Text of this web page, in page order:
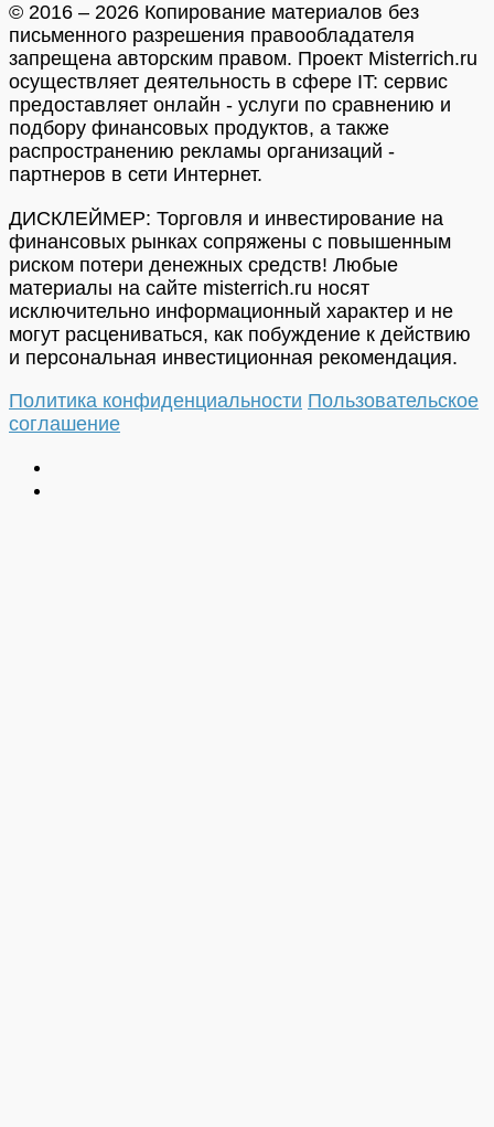
© 2016 – 2026 Копирование материалов без
письменного разрешения правообладателя
запрещена авторским правом. Проект Misterrich.ru
осуществляет деятельность в сфере IT: сервис
предоставляет онлайн - услуги по сравнению и
подбору финансовых продуктов, а также
распространению рекламы организаций -
партнеров в сети Интернет.
ДИСКЛЕЙМЕР: Торговля и инвестирование на
финансовых рынках сопряжены с повышенным
риском потери денежных средств! Любые
материалы на сайте misterrich.ru носят
исключительно информационный характер и не
могут расцениваться, как побуждение к действию
и персональная инвестиционная рекомендация.
Политика конфиденциальности Пользовательское
соглашение